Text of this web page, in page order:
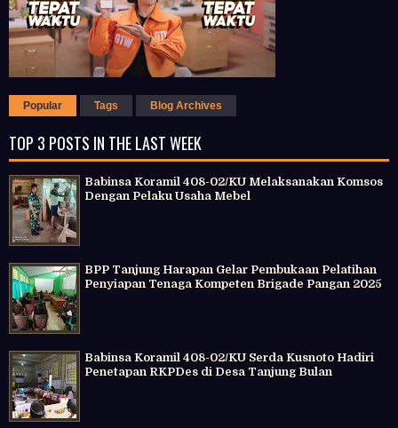
Popular Tags Blog Archives
TOP 3 POSTS IN THE LAST WEEK
Babinsa Koramil 408-02/KU Melaksanakan Komsos
Dengan Pelaku Usaha Mebel
BPP Tanjung Harapan Gelar Pembukaan Pelatihan
Penyiapan Tenaga Kompeten Brigade Pangan 2025
Babinsa Koramil 408-02/KU Serda Kusnoto Hadiri
Penetapan RKPDes di Desa Tanjung Bulan